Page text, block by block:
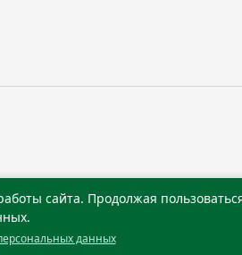
информационных
учреждение
сайта. Продолжая
данных